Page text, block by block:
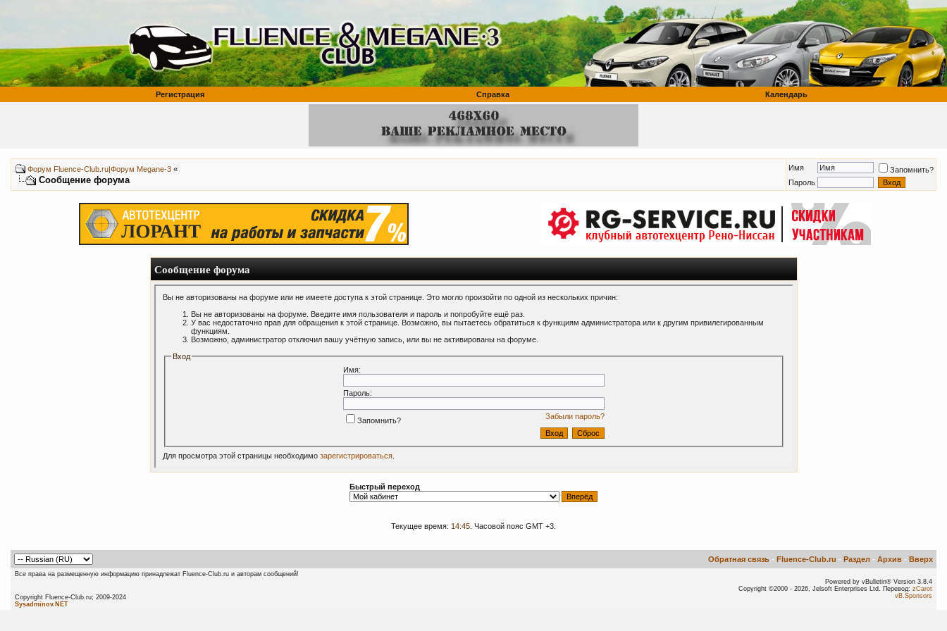
Регистрация Справка Календарь
Форум Fluence-Club.ru|Форум Megane-3 «
Сообщение форума
Имя
Запомнить?
Пароль
Сообщение форума
Вы не авторизованы на форуме или не имеете доступа к этой странице. Это могло произойти по одной из нескольких причин:
Вы не авторизованы на форуме. Введите имя пользователя и пароль и попробуйте ещё раз.
У вас недостаточно прав для обращения к этой странице. Возможно, вы пытаетесь обратиться к функциям администратора или к другим привилегированным
функциям.
Возможно, администратор отключил вашу учётную запись, или вы не активированы на форуме.
Вход
Имя:
Пароль:
Забыли пароль?
Запомнить?
Для просмотра этой страницы необходимо зарегистрироваться.
Быстрый переход
Текущее время: 14:45 . Часовой пояс GMT +3.
Обратная связь - Fluence-Club.ru - Раздел - Архив - Вверх
Все права на размещенную информацию принадлежат Fluence-Club.ru и авторам сообщений!
Copyright Fluence-Club.ru; 2009-2024
Sysadminov.NET
Powered by vBulletin® Version 3.8.4
Copyright ©2000 - 2026, Jelsoft Enterprises Ltd. Перевод: zCarot
vB.Sponsors